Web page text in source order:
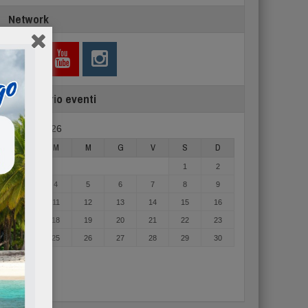
Network
Calendario eventi
Agosto 2026
L M M G V S D
1 2
3 4 5 6 7 8 9
10 11 12 13 14 15 16
17 18 19 20 21 22 23
24 25 26 27 28 29 30
31
« Mag